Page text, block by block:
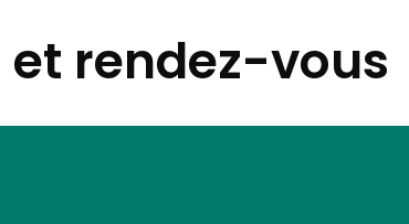
rendez-vous